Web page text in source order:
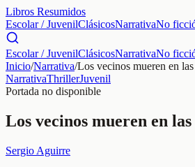
Libros Resumidos
Escolar / JuvenilClásicosNarrativaNo
Escolar / JuvenilClásicosNarrativaNo
Inicio/Narrativa/Los vecinos mueren en
NarrativaThrillerJuvenil
Portada no disponible
Los vecinos mueren en
Sergio Aguirre